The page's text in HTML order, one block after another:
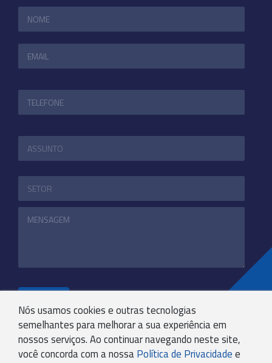
Nós usamos cookies e outras tecnologias
semelhantes para melhorar a sua experiência em
nossos serviços. Ao continuar navegando neste site,
você concorda com a nossa Política de Privacidade e
+55 31 3244-4800